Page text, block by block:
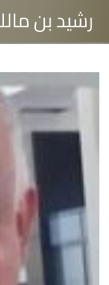
رشيد بن مالك